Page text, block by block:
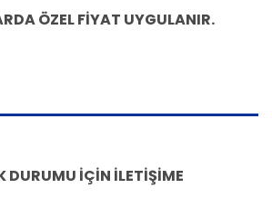
ÖZEL FİYAT UYGULANIR.
DURUMU İÇİN İLETİŞİME